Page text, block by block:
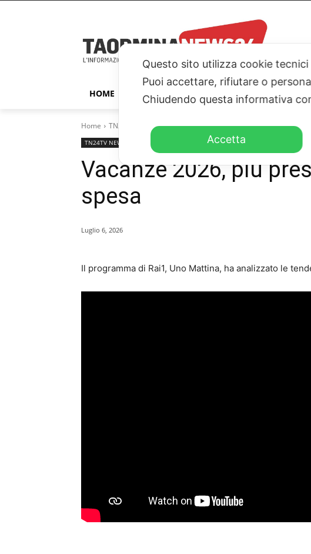
HOME TAORMINA ITALIA – ESTERI
Home TN24TV NEWS Vacanze 2026, più presenze e meno spesa
TN24TV NEWS
Vacanze 2026, più
spesa
Luglio 6, 2026
Il programma di Rai1, Uno Mattina, ha analizzato le
Questo sito utilizza cookie
Puoi accettare, rifiutare o
Chiudendo questa informativa
Accetta